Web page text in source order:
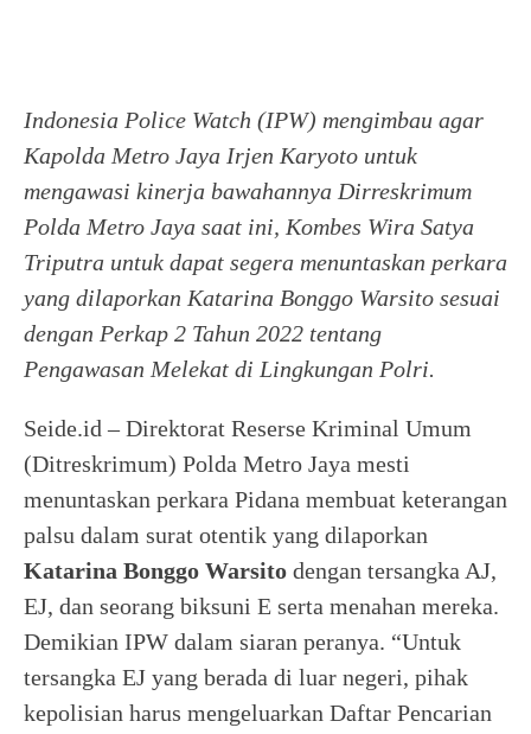
Indonesia Police Watch (IPW) mengimbau agar
Kapolda Metro Jaya Irjen Karyoto untuk
mengawasi kinerja bawahannya Dirreskrimum
Polda Metro Jaya saat ini, Kombes Wira Satya
Triputra untuk dapat segera menuntaskan perkara
yang dilaporkan Katarina Bonggo Warsito sesuai
dengan Perkap 2 Tahun 2022 tentang
Pengawasan Melekat di Lingkungan Polri.
Seide.id – Direktorat Reserse Kriminal Umum
(Ditreskrimum) Polda Metro Jaya mesti
menuntaskan perkara Pidana membuat keterangan
palsu dalam surat otentik yang dilaporkan
Katarina Bonggo Warsito dengan tersangka AJ,
EJ, dan seorang biksuni E serta menahan mereka.
Demikian IPW dalam siaran peranya. “Untuk
tersangka EJ yang berada di luar negeri, pihak
kepolisian harus mengeluarkan Daftar Pencarian